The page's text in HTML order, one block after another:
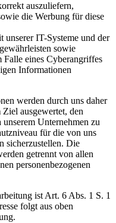
auszuliefern,
die Werbung für diese
unserer IT-Systeme und der
sowie
eines Cyberangriffes
Informationen
werden durch uns daher
ausgewertet, den
Unternehmen zu
für die von uns
sicherzustellen. Die
getrennt von allen
personenbezogenen
ist Art. 6 Abs. 1 S. 1
folgt aus oben